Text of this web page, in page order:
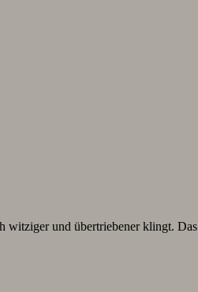
witziger und übertriebener klingt. Das